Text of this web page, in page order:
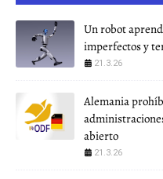
Un robot
imperfectos y
21.3.26
Alemania
abierto
21.3.26